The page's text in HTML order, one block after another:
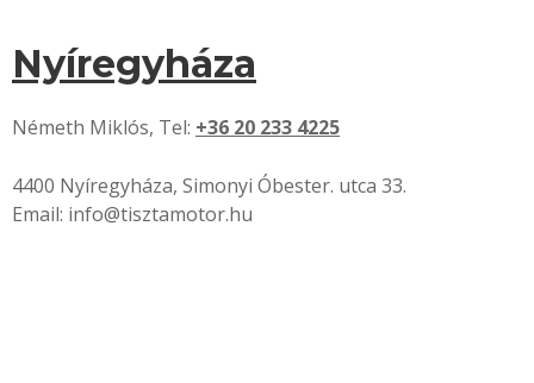
Nyíregyháza
Németh Miklós, Tel: +36 20 233 4225
4400 Nyíregyháza, Simonyi Óbester. utca 33.
Email: info@tisztamotor.hu